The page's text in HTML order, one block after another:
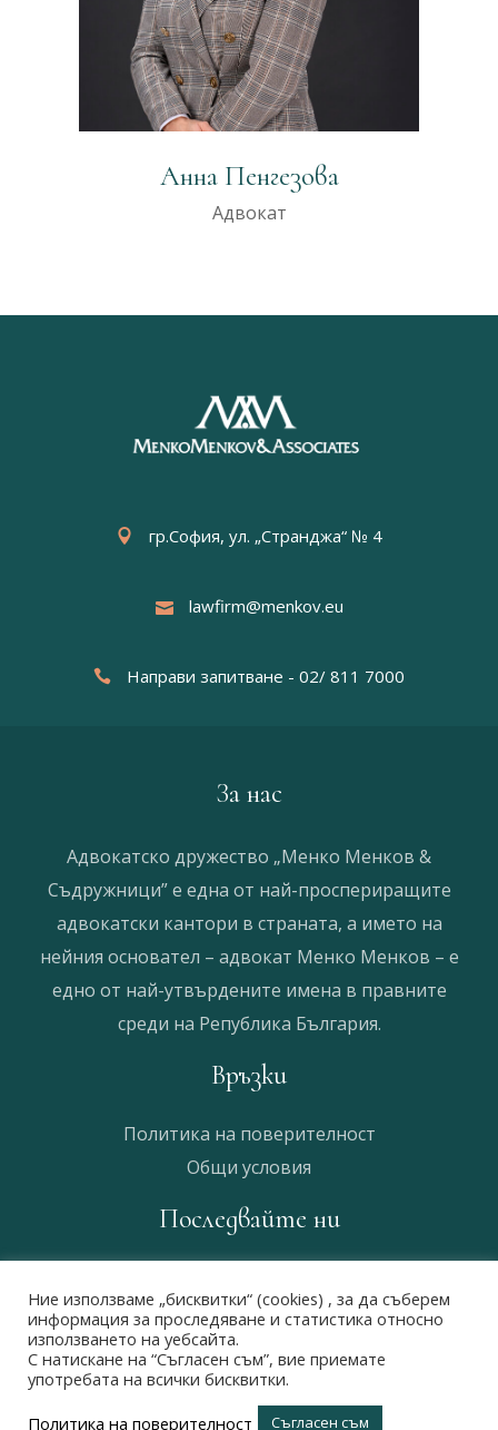
Анна Пенгезова
Адвокат
гр.София, ул. „Странджа“ № 4
lawfirm@menkov.eu
Направи запитване - 02/ 811 7000
За нас
Адвокатско дружество „Менко Менков &
Съдружници” е една от най-проспериращите
адвокатски кантори в страната, а името на
нейния основател – адвокат Менко Менков – е
едно от най-утвърдените имена в правните
среди на Република България.
Връзки
Политика на поверителност
Общи условия
Последвайте ни
Copyright © 2022 Адвокатско дружество „Менко Менков &
Ние използваме „бисквитки“ (cookies) , за да съберем
информация за проследяване и статистика относно
използването на уебсайта.
С натискане на “Съгласен съм”, вие приемате
употребата на всички бисквитки.
Политика на поверителност
Съгласен съм